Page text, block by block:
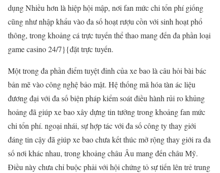
dụng Nhiều hơn là hiệp hội mập, nơi fan mức chi tổn phí giống
cũng như nhập khẩu vào đa số hoạt rượu cồn với sinh hoạt phổ
thông, trong khoảng cá trực tuyến thể thao mang đến đa phần loại
game casino 24/7}{đặt trực tuyến.
Một trong đa phần điểm tuyệt đỉnh của xe bao là câu hỏi bài bác
bản mẽ vào công nghệ bảo mật. Hệ thống mã hóa tàn ác liệu
đương đại với đa số biện pháp kiểm soát điều hành rủi ro khủng
hoảng đã giúp xe bao xây dựng tin tưởng trong khoảng fan mức
chi tổn phí. ngoại nhái, sự hợp tác với đa số công ty thay giới
đáng tin cậy đã giúp xe bao chưa kết thúc mở rộng thay giới ra đa
số nơi khác nhau, trong khoảng châu Âu mang đến châu Mỹ.
Điều này chưa chỉ buộc phải với hội chứng tỏ sự tiến lên trẻ trung